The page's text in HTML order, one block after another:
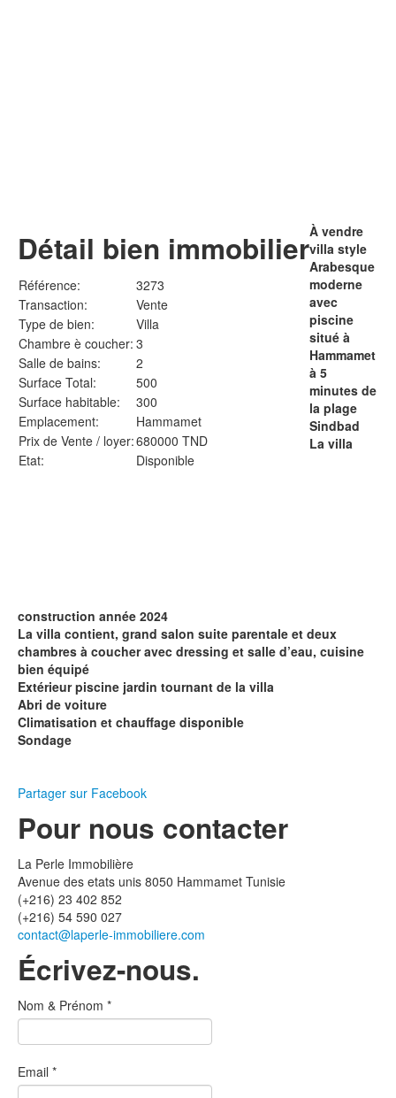
Détail bien immobilier
Référence:
3273
Transaction:
Vente
Type de bien:
Villa
Chambre è coucher: 3
Salle de bains:
2
Surface Total:
500
Surface habitable:
300
Emplacement:
Hammamet
Prix de Vente / loyer:680000 TND
Etat:
Disponible
À vendre
villa style
Arabesque
moderne
avec
piscine
situé à
Hammamet
à 5
minutes de
la plage
Sindbad
La villa
construction année 2024
La villa contient, grand salon suite parentale et deux
chambres à coucher avec dressing et salle d’eau, cuisine
bien équipé
Extérieur piscine jardin tournant de la villa
Abri de voiture
Climatisation et chauffage disponible
Sondage
Partager sur Facebook
Pour nous contacter
La Perle Immobilière
Avenue des etats unis 8050 Hammamet Tunisie
(+216) 23 402 852
(+216) 54 590 027
contact@laperle-immobiliere.com
Écrivez-nous.
Nom & Prénom *
Email *